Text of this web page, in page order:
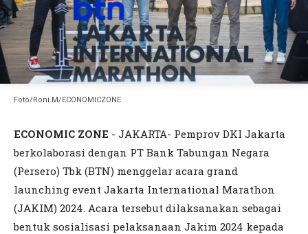
Foto/Roni.M/ECONOMICZONE
ECONOMIC ZONE - JAKARTA- Pemprov DKI Jakarta
berkolaborasi dengan PT Bank Tabungan Negara
(Persero) Tbk (BTN) menggelar acara grand
launching event Jakarta International Marathon
(JAKIM) 2024. Acara tersebut dilaksanakan sebagai
bentuk sosialisasi pelaksanaan Jakim 2024 kepada